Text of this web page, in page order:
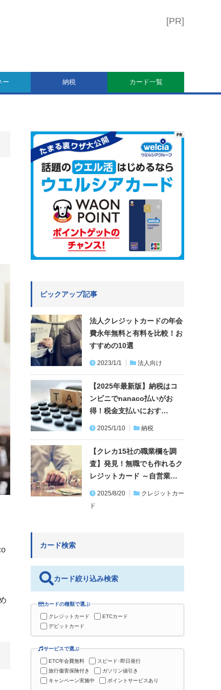
ー 納税 カード一覧
ピックアップ記事
法人クレジットカードの年会
費永年無料と有料を比較！お
すすめの10選
2023/1/1 法人向け
【2025年最新版】納税はコ
ンビニでnanaco払いがお
得！税金支払いにおす…
2025/1/10 納税
【クレカ15社の職業欄を調
査】発見！無職でも作れるク
レジットカード ～自営業…
2025/8/20
クレジットカー
ド
カード検索
カード絞り込み検索
カードの種類で選ぶ
クレジットカード
ETCカード
デビットカード
サービスで選ぶ
ETC年会費無料
スピード･即日発行
旅行傷害保険付き
ガソリン値引き
キャンペーン実施中
ポイントサービスあり